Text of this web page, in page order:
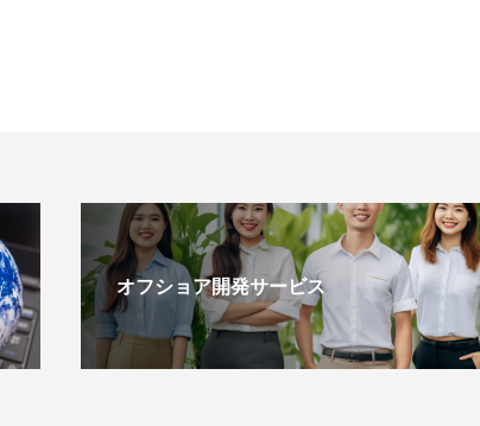
オフショア開発サービス